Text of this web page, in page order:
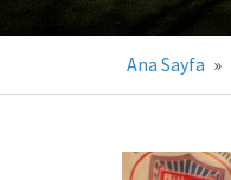
Ana Sayfa »